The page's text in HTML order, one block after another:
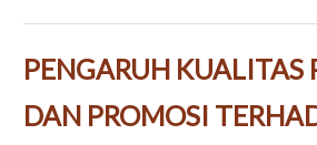
PENGARUH KUALITAS
DAN PROMOSI